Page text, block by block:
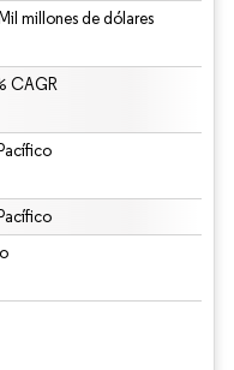
millones de dólares
CAGR
atribución según CC BY 4.0.